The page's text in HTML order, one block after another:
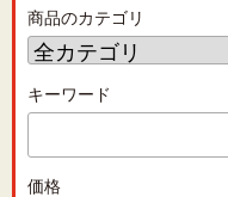
商品のカテゴリ
キーワード
価格